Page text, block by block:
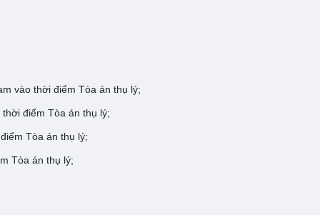
vào thời điểm Tòa án thụ lý;
điểm Tòa án thụ lý;
Tòa án thụ lý;
Tòa án thụ lý;